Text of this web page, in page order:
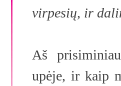
virpesių, ir
Aš
upėje, ir kaip